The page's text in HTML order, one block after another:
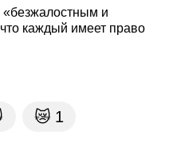
и
каждый имеет право
😿 1